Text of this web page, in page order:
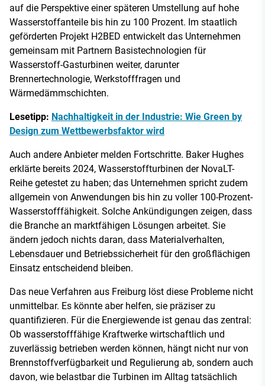
auf die Perspektive einer späteren Umstellung auf hohe
Wasserstoffanteile bis hin zu 100 Prozent. Im staatlich
geförderten Projekt H2BED entwickelt das Unternehmen
gemeinsam mit Partnern Basistechnologien für
Wasserstoff-Gasturbinen weiter, darunter
Brennertechnologie, Werkstofffragen und
Wärmedämmschichten.
Lesetipp: Nachhaltigkeit in der Industrie: Wie Green by
Design zum Wettbewerbsfaktor wird
Auch andere Anbieter melden Fortschritte. Baker Hughes
erklärte bereits 2024, Wasserstoffturbinen der NovaLT-
Reihe getestet zu haben; das Unternehmen spricht zudem
allgemein von Anwendungen bis hin zu voller 100-Prozent-
Wasserstofffähigkeit. Solche Ankündigungen zeigen, dass
die Branche an marktfähigen Lösungen arbeitet. Sie
ändern jedoch nichts daran, dass Materialverhalten,
Lebensdauer und Betriebssicherheit für den großflächigen
Einsatz entscheidend bleiben.
Das neue Verfahren aus Freiburg löst diese Probleme nicht
unmittelbar. Es könnte aber helfen, sie präziser zu
quantifizieren. Für die Energiewende ist genau das zentral:
Ob wasserstofffähige Kraftwerke wirtschaftlich und
zuverlässig betrieben werden können, hängt nicht nur von
Brennstoffverfügbarkeit und Regulierung ab, sondern auch
davon, wie belastbar die Turbinen im Alltag tatsächlich